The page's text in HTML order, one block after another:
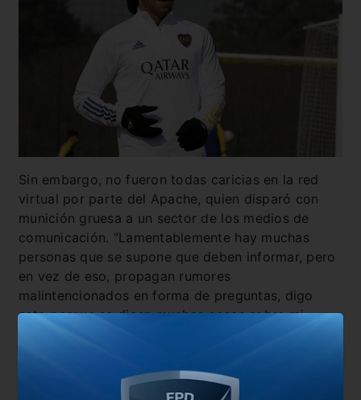
Sin embargo, no fueron todas caricias en la red
virtual por parte del Apache, quien disparó con
munición gruesa a un sector de los medios de
comunicación. “Lamentablemente hay muchas
personas que se supone que deben informar, pero
en vez de eso, propagan rumores
malintencionados en forma de preguntas, digo
esto porque se dicen muchas cosas sobre mi
futuro que no son ciertas”, soltó.
“Si necesitan a alguien más para echarle la culpa